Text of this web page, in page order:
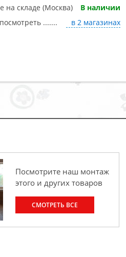
на складе (Москва)
В наличии
.......
в 2 магазинах
Посмотрите наш монтаж
этого и других товаров
СМОТРЕТЬ ВСЕ